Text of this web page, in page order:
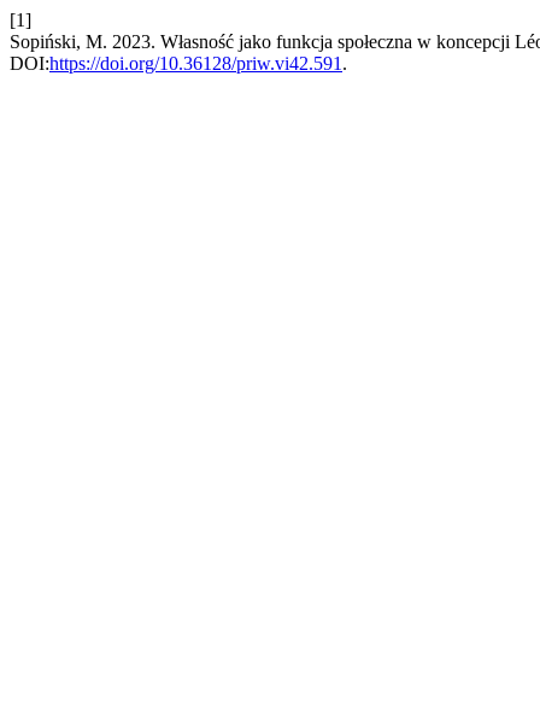
[1]
Sopiński, M. 2023. Własność jako funkcja społeczna w koncepcji
DOI:https://doi.org/10.36128/priw.vi42.591 .